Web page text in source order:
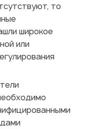
то
широкое
или